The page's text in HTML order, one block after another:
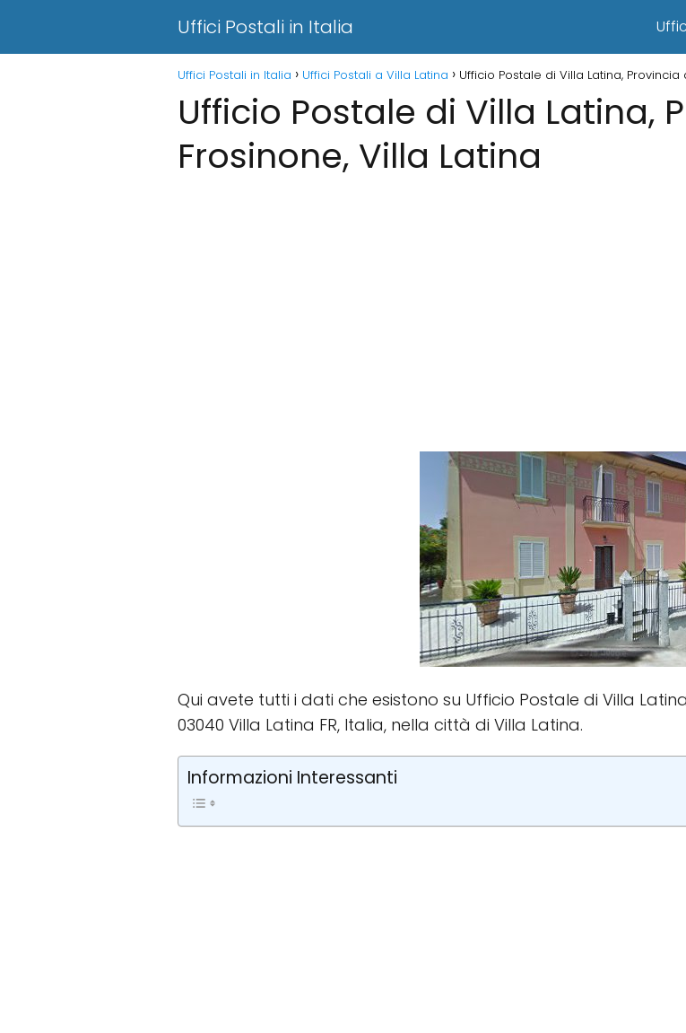
Uffici Postali in Italia
Uffici Postali in Italia Uffici Postali a Villa Latina Ufficio Postale di Villa Latina, Provincia
Ufficio Postale di Villa Latina,
Frosinone, Villa Latina
Qui avete tutti i dati che esistono su Ufficio Postale di Villa
03040 Villa Latina FR, Italia, nella città di Villa Latina.
Informazioni Interessanti